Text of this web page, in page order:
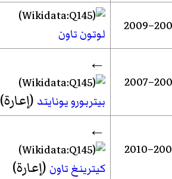
لوتون تاون
←
بيتربورو يونايتد (إعارة)
←
كيترينغ تاون (إعارة)